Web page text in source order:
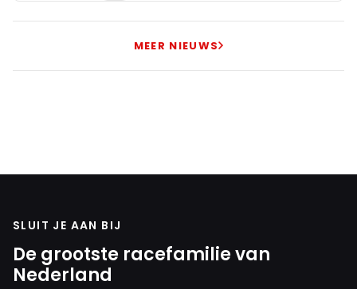
MEER NIEUWS
SLUIT JE AAN BIJ
De grootste racefamilie van
Nederland